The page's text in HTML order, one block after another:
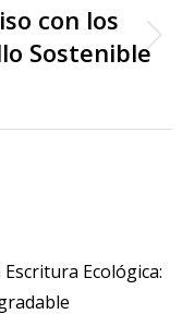
con los
Sostenible
Ecológica: